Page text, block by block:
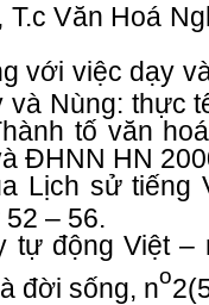
Văn Hoá
với việc dạy
và Nùng: thực
tố văn
ĐHNN HN
Lịch sử tiếng
– 56.
tự động Việt –
đời sống, no